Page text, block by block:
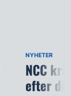
NYHETER
NCC
efter